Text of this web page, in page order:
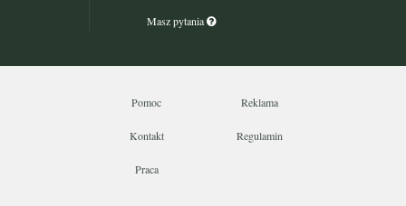
Masz pytania
Pomoc Reklama
Kontakt Regulamin
Praca